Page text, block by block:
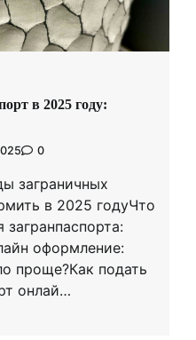
в 2025 году:
0
заграничных
в 2025 годуЧто
оформление:
проще?Как подать
онлай…